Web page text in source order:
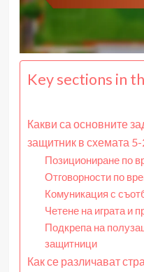
Key sections in
Какви са основните
защитник в схемата
Позициониране по
Отговорности по
Комуникация с
Четене на играта и
Подкрепа на
защитници
Как се различават